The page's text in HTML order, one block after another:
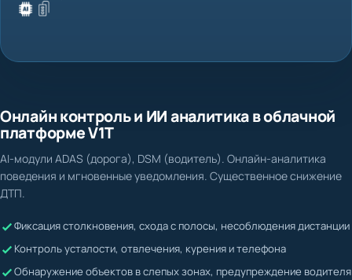
Транспорт без видеоконтроля
«Слепая зона» для бизнеса: невозможно понять, что произошло
на маршруте.
ПРОБЛЕМЫ
Жалобы невозможно подтвердить или опровергнуть
Водитель может скрывать нарушения
Онлайн контроль и ИИ аналитика в облачной
платформе V1T
AI-модули ADAS (дорога), DSM (водитель). Онлайн-аналитика
поведения и мгновенные уведомления. Существенное снижение
ДТП.
Фиксация столкновения, схода с полосы, несоблюдения дистанции
Контроль усталости, отвлечения, курения и телефона
Обнаружение объектов в слепых зонах, предупреждение водителя